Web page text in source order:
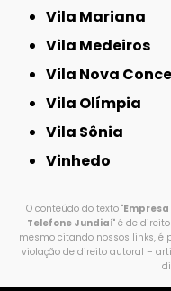
Vila Mariana
Vila Medeiros
Vila Nova
Vila Olímpia
Vila Sônia
Vinhedo
O conteúdo do texto "
Telefone Jundiaí" é de
mesmo citando nossos links, é
violação de direito autoral –